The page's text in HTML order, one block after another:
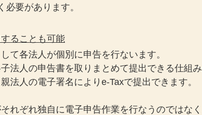
要があります。
ることも可能
て各法人が個別に申告を行ないます。
法人の申告書を取りまとめて提出できる仕組
法人の電子署名によりe-Taxで提出できます。
れぞれ独自に電子申告作業を行なうのではな